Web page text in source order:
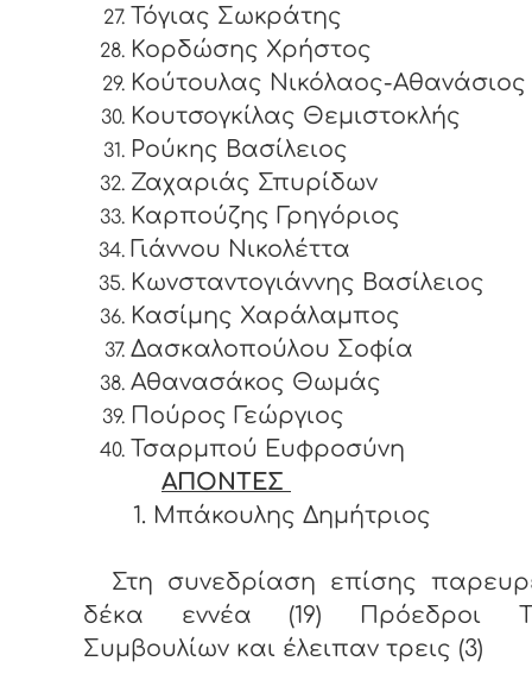
Τόγιας Σωκράτης
Κορδώσης Χρήστος
Κούτουλας Νικόλαος-Αθανάσιος
Κουτσογκίλας Θεμιστοκλής
Ρούκης Βασίλειος
Ζαχαριάς Σπυρίδων
Καρπούζης Γρηγόριος
Γιάννου Νικολέττα
Κωνσταντογιάννης Βασίλειος
Κασίμης Χαράλαμπος
Δασκαλοπούλου Σοφία
Αθανασάκος Θωμάς
Πούρος Γεώργιος
Τσαρμπού Ευφροσύνη
ΑΠΟΝΤΕΣ
1. Μπάκουλης Δημήτριος
Στη συνεδρίαση επίσης
δέκα εννέα (19) Πρόεδροι
Συμβουλίων και έλειπαν τρεις (3)